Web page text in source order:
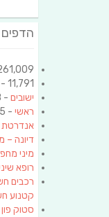
הדפים
- 261,009
- 11,791 צפיות
ישובים - 11,378 צפיות
ראשי - 8,525 צפיות
אנדרטת
דיונה –
מיני
רופא
רכבים
קטנוע
סטוק